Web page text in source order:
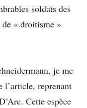
soldats des
de « droitisme »
je me
l’article, reprenant
Cette espèce